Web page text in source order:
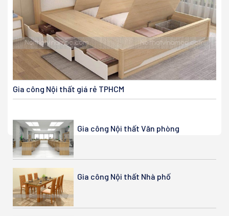
Gia công Nội thất giá rẻ TPHCM
Gia công Nội thất Văn phòng
Gia công Nội thất Nhà phố